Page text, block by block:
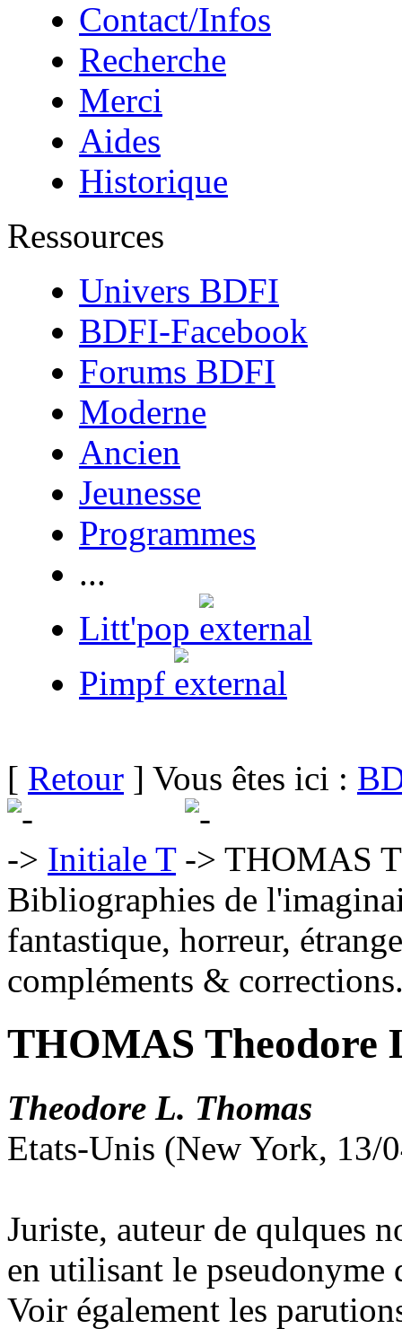
Contact/Infos
Recherche
Merci
Aides
Historique
Ressources
Univers BDFI
BDFI-Facebook
Forums BDFI
Moderne
Ancien
Jeunesse
Programmes
...
Litt'pop
Pimpf
[ Retour ] Vous êtes ici :
Initiale T
THOMAS
Bibliographies de
fantastique, horreur,
compléments &
THOMAS Theodore
Theodore L. Thomas
Etats-Unis (New York, 13/
Juriste, auteur de qulques
en utilisant le pseudonyme
Voir également les